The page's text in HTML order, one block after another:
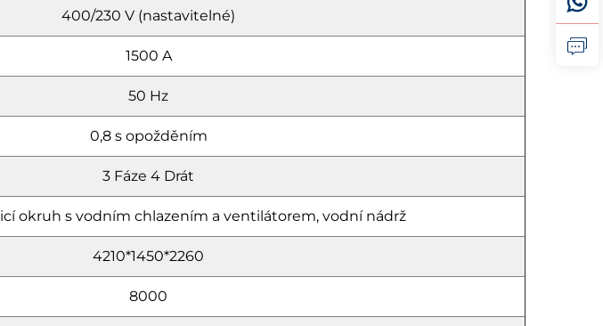
400/230 V (nastavitelné)
1500 A
50 Hz
0,8 s opožděním
3 Fáze 4 Drát
okruh s vodním chlazením a ventilátorem, vodní nádrž
4210*1450*2260
8000